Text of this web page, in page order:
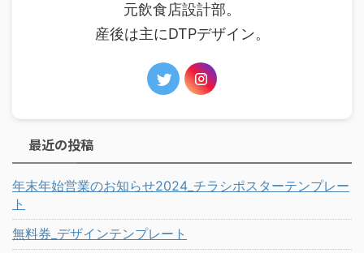
元飲食店設計部。
産後は主にDTPデザイン。
最近の投稿
年末年始営業のお知らせ2024_チラシポスターテンプレー
ト
無料券_デザインテンプレート